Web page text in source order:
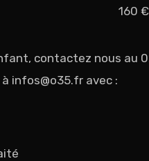
160 €
contactez nous au
infos@o35.fr avec :